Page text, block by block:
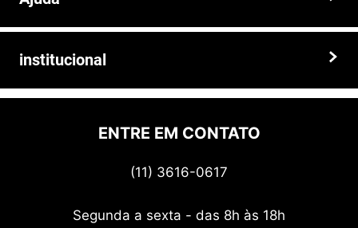
Somos a solução ideal para quem busca peças e acessórios agrícolas
Prazos e entregas
institucional
Quem somos
Politica de privacidadeENTRE EM CONTATO
(11) 3616-0617
Segunda a sexta - das 8h às 18h